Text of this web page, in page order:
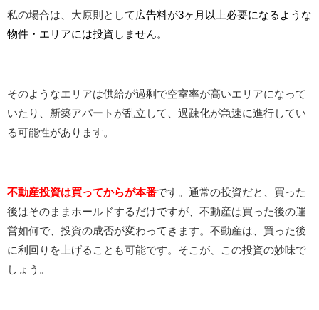
私の場合は、大原則として 広告料が3ヶ月以上必要になるような
物件・エリアには投資しません。
そのようなエリアは供給が過剰で空室率が高いエリアになって
いたり、新築アパートが乱立して、過疎化が急速に進行してい
る可能性があります。
不動産投資は買ってからが本番です。通常の投資だと、買った
後はそのままホールドするだけですが、不動産は買った後の運
営如何で、投資の成否が変わってきます。不動産は、買った後
に利回りを上げることも可能です。そこが、この投資の妙味で
しょう。